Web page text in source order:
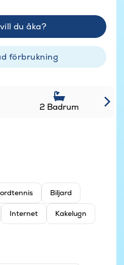
du åka?
förbrukning
2 Badrum
Biljard
Internet Kakelugn